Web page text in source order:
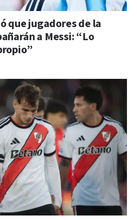
que jugadores de la
a Messi: “Lo